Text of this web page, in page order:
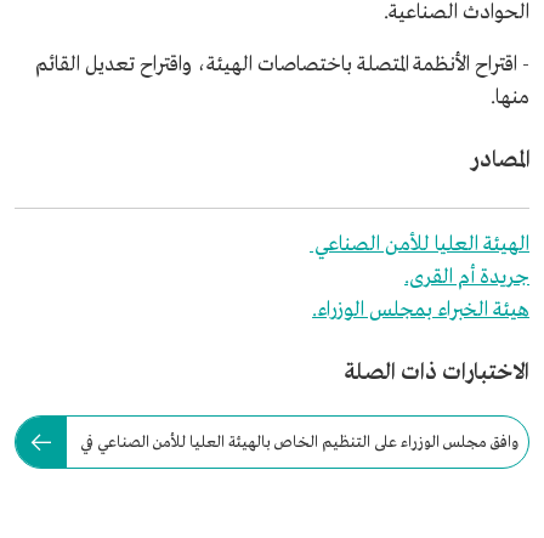
الحوادث الصناعية.
- اقتراح الأنظمة المتصلة باختصاصات الهيئة، واقتراح تعديل القائم
منها.
المصادر
الهيئة العليا للأمن الصناعي
جريدة أم القرى.
هيئة الخبراء بمجلس الوزراء.
الاختبارات ذات الصلة
وافق مجلس الوزراء على التنظيم الخاص بالهيئة العليا للأمن الصناعي في